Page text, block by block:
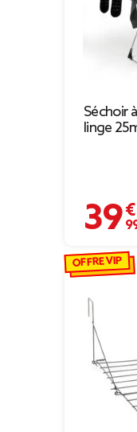
Séchoir
linge
39,99 €
OFFRE VIP